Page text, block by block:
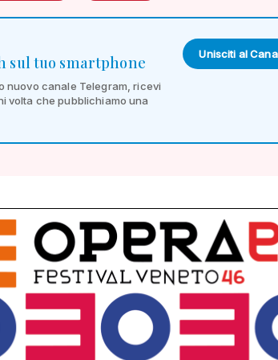
sul tuo smartphone
nuovo canale Telegram, ricevi
volta che pubblichiamo una
Unisciti al